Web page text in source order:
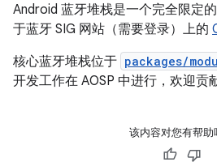
Android 蓝牙堆栈是一个完全限定
于蓝牙 SIG 网站（需要登录）上的
核心蓝牙堆栈位于 packages/
开发工作在 AOSP 中进行，欢迎贡
该内容对您有帮助